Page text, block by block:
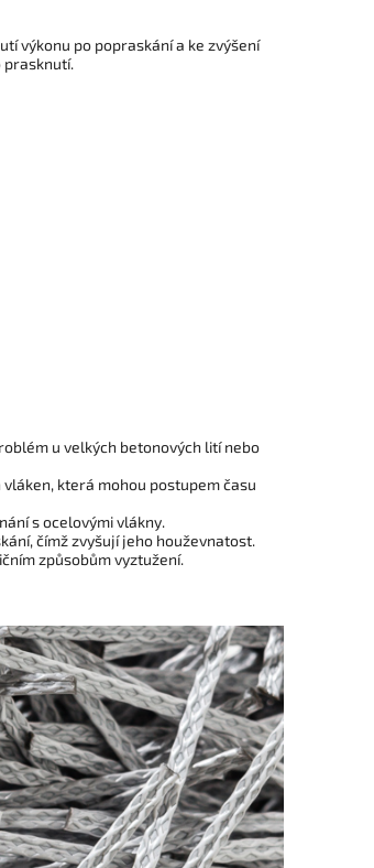
výkonu po popraskání a ke zvýšení
prasknutí.
u velkých betonových lití nebo
která mohou postupem času
s ocelovými vlákny.
čímž zvyšují jeho houževnatost.
způsobům vyztužení.